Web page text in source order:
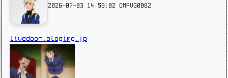
2026-07-03 14:59:02 OMPVG0082
livedoor.blogimg.jp